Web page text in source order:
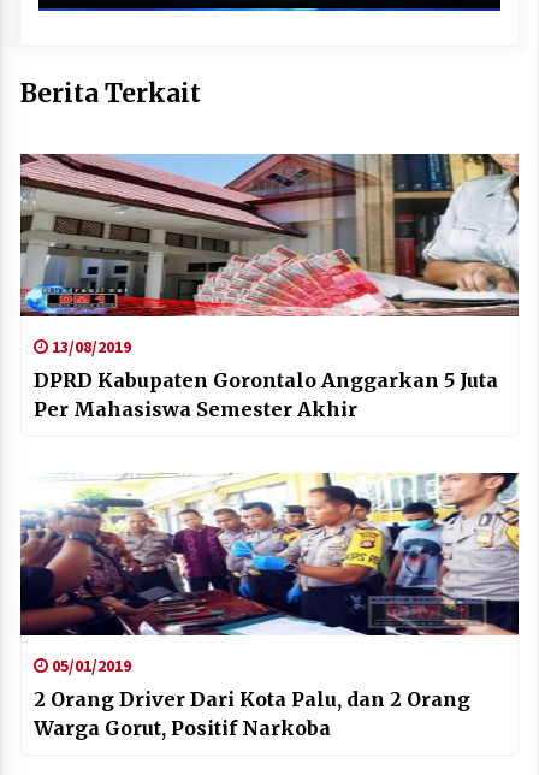
Berita Terkait
13/08/2019
DPRD Kabupaten Gorontalo Anggarkan 5 Juta
Per Mahasiswa Semester Akhir
05/01/2019
2 Orang Driver Dari Kota Palu, dan 2 Orang
Warga Gorut, Positif Narkoba